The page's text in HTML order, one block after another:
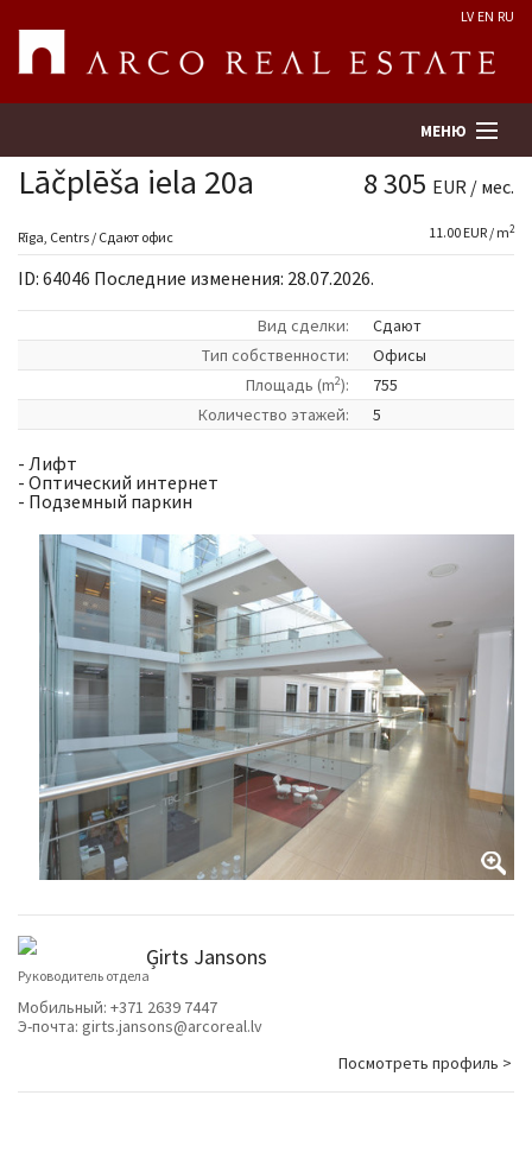
LV EN RU
МЕНЮ
Поиск
Предприятие
Услуги
Kонтакты
Lāčplēša iela 20a 8 305 EUR / мес.
Rīga, Centrs / Сдают офис 11.00 EUR / m2
ID: 64046 Последние изменения: 28.07.2026.
Вид сделки:
Сдают
Tип собственности:
Офисы
Площадь (m2):
755
Количество этажей:
5
- Лифт
- Оптический интернет
- Подземный паркин
Ģirts Jansons
Руководитель отдела
Мобильный: +371 2639 7447
Э-почта: girts.jansons@arcoreal.lv
Посмотреть профиль >